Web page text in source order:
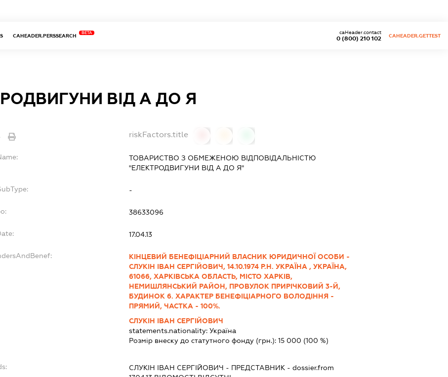
CAHEADER.PERSSEARCH
BETA
0 (800) 210 102
caHeader.contact
CAHEADER.GETTEST
ВІД А ДО Я
riskFactors.title
ТОВАРИСТВО З ОБМЕЖЕНОЮ ВІДПОВІДАЛЬНІСТЮ
"ЕЛЕКТРОДВИГУНИ ВІД А ДО Я"
-
38633096
17.04.13
КІНЦЕВИЙ БЕНЕФІЦІАРНИЙ ВЛАСНИК ЮРИДИЧНОЇ ОСОБИ -
СЛУКІН ІВАН СЕРГІЙОВИЧ, 14.10.1974 Р.Н. УКРАЇНА , УКРАЇНА,
61066, ХАРКІВСЬКА ОБЛАСТЬ, МІСТО ХАРКІВ,
НЕМИШЛЯНСЬКИЙ РАЙОН, ПРОВУЛОК ПРИРІЧКОВИЙ 3-Й,
БУДИНОК 6. ХАРАКТЕР БЕНЕФІЦІАРНОГО ВОЛОДІННЯ -
ПРЯМИЙ, ЧАСТКА - 100%.
СЛУКІН ІВАН СЕРГІЙОВИЧ
statements.nationality:Україна
Розмір внеску до статутного фонду (грн.):15 000 (100 %)
СЛУКІН ІВАН СЕРГІЙОВИЧ - ПРЕДСТАВНИК - dossier.from